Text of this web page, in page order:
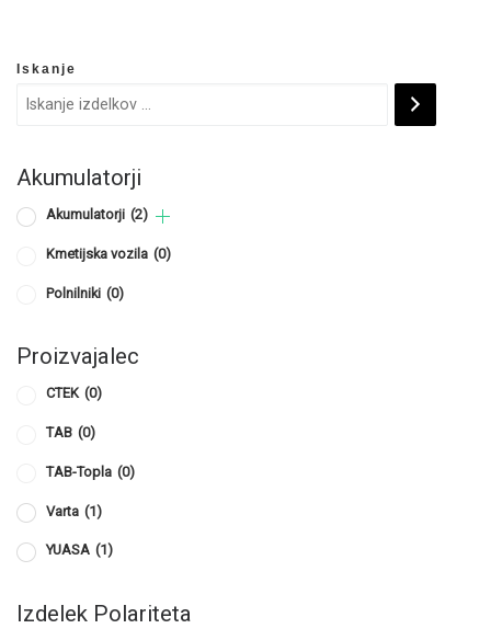
Iskanje
Akumulatorji
Akumulatorji (2)
Kmetijska vozila (0)
Polnilniki (0)
Proizvajalec
CTEK (0)
TAB (0)
TAB-Topla (0)
Varta (1)
YUASA (1)
Izdelek Polariteta